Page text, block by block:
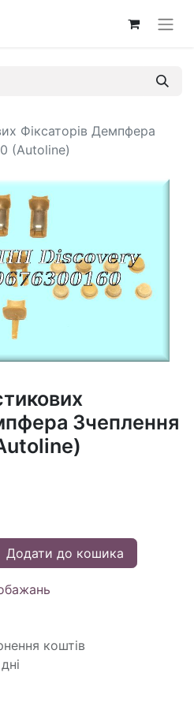
Фіксаторів Демпфера
(Autoline)
Зчеплення
Додати до кошика
коштів